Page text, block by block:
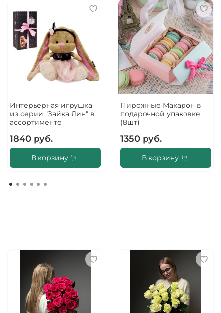
Интерьерная игрушка
из серии "Зайка Лин" в
ассортименте
1840 руб.
В корзину
Пирожные Макарон в
подарочной упаковке
(8шт)
1350 руб.
В корзину